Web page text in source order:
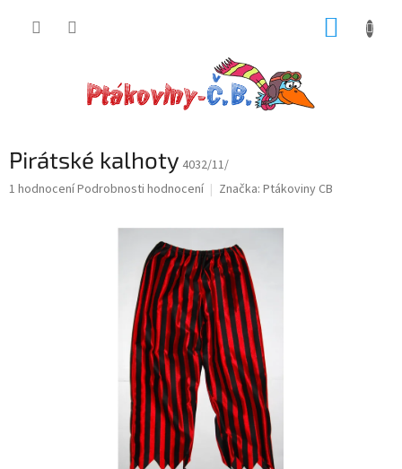
Pirátské kalhoty 4032/11/
Průměrné
1 hodnoceníPodrobnosti hodnocení Značka: Ptákoviny CB